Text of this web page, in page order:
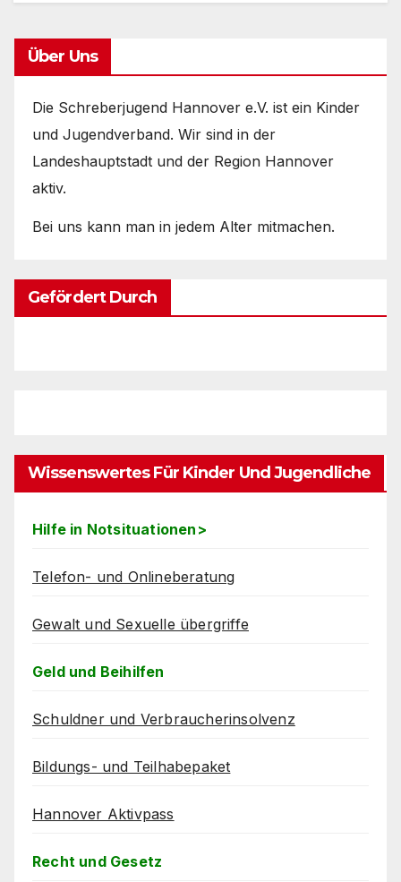
Über Uns
Die Schreberjugend Hannover e.V. ist ein Kinder
und Jugendverband. Wir sind in der
Landeshauptstadt und der Region Hannover
aktiv.
Bei uns kann man in jedem Alter mitmachen.
Gefördert Durch
Wissenswertes Für Kinder Und Jugendliche
Hilfe in Notsituationen>
Telefon- und Onlineberatung
Gewalt und Sexuelle übergriffe
Geld und Beihilfen
Schuldner und Verbraucherinsolvenz
Bildungs- und Teilhabepaket
Hannover Aktivpass
Recht und Gesetz